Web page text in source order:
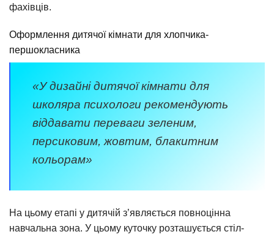
фахівців.
Оформлення дитячої кімнати для хлопчика-
першокласника
«У дизайні дитячої кімнати для
школяра психологи рекомендують
віддавати переваги зеленим,
персиковим, жовтим, блакитним
кольорам»
На цьому етапі у дитячій з’являється повноцінна
навчальна зона. У цьому куточку розташується стіл-